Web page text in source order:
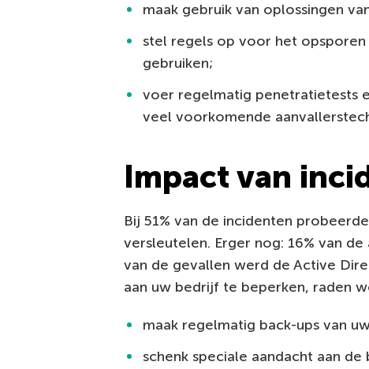
maak gebruik van oplossingen
stel regels op voor het
gebruiken;
voer regelmatig penetratietests
veel voorkomende
Impact van
Bij 51% van de incidenten
versleutelen. Erger nog: 16% van
van de gevallen werd de Active
aan uw bedrijf te beperken, raden
maak regelmatig back-ups van
schenk speciale aandacht aan